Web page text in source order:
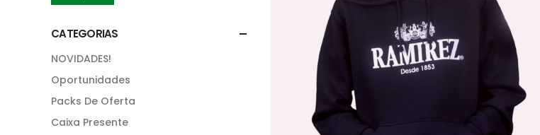
CATEGORIAS
NOVIDADES!
Oportunidades
Packs De Oferta
Caixa Presente